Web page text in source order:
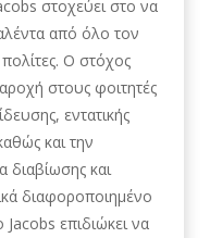
στοχεύει στο να
από όλο τον
Ο στόχος
στους φοιτητές
εντατικής
και την
διαβίωσης και
διαφοροποιημένο
επιδιώκει να